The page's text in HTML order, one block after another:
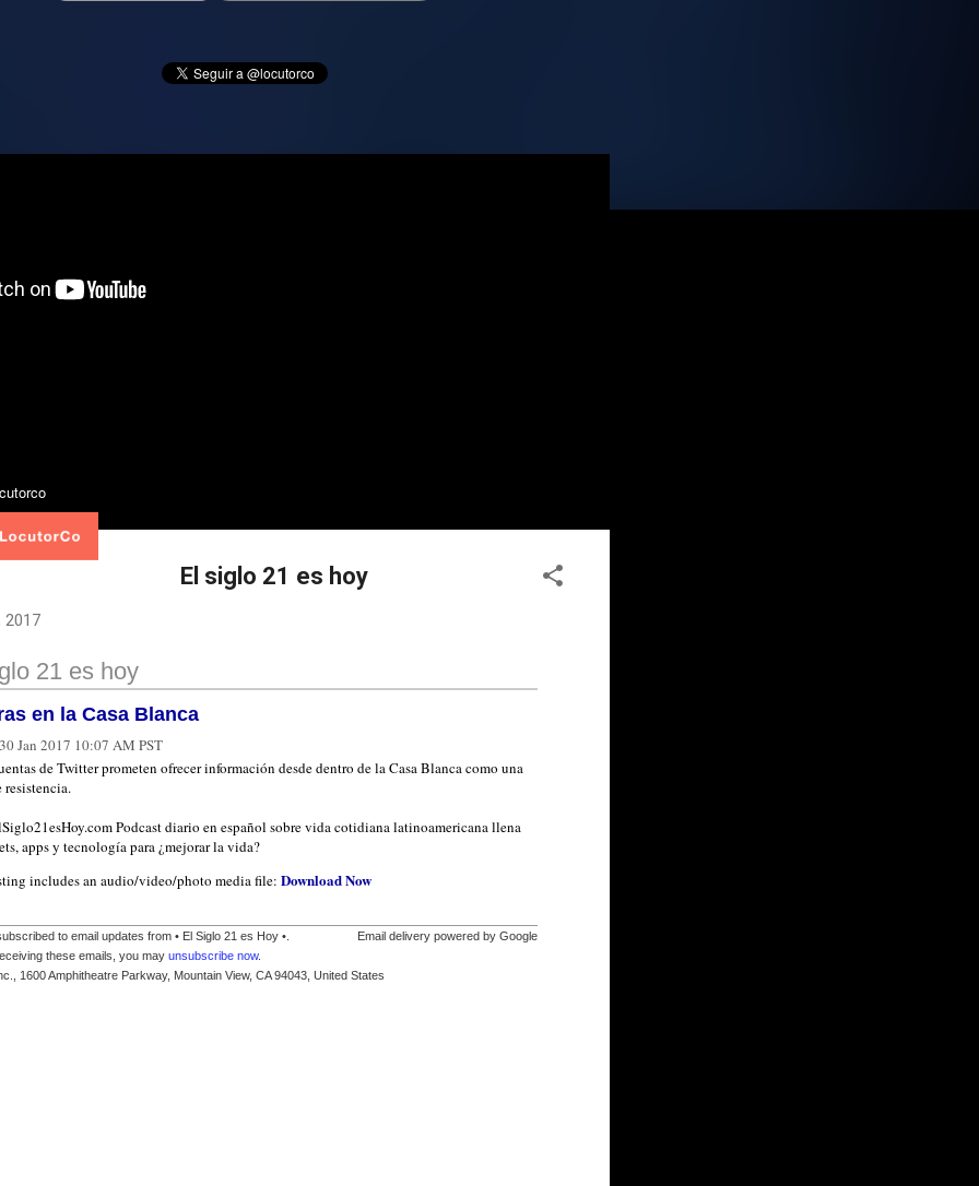
El siglo 21 es hoy
2017
21 es hoy
en la Casa Blanca
30 Jan 2017 10:07 AM PST
de Twitter prometen ofrecer información desde dentro de la Casa Blanca como una
resistencia.
Podcast diario en español sobre vida cotidiana latinoamericana llena
apps y tecnología para ¿mejorar la vida?
includes an audio/video/photo media file: Download Now
to email updates from • El Siglo 21 es Hoy •.
these emails, you may unsubscribe now.
Email delivery powered by Google
1600 Amphitheatre Parkway, Mountain View, CA 94043, United States